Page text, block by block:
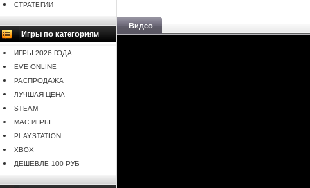
СТРАТЕГИИ
Игры по категориям
ИГРЫ 2026 ГОДА
EVE ONLINE
РАСПРОДАЖА
ЛУЧШАЯ ЦЕНА
STEAM
MAC ИГРЫ
PLAYSTATION
XBOX
ДЕШЕВЛЕ 100 РУБ
Видео